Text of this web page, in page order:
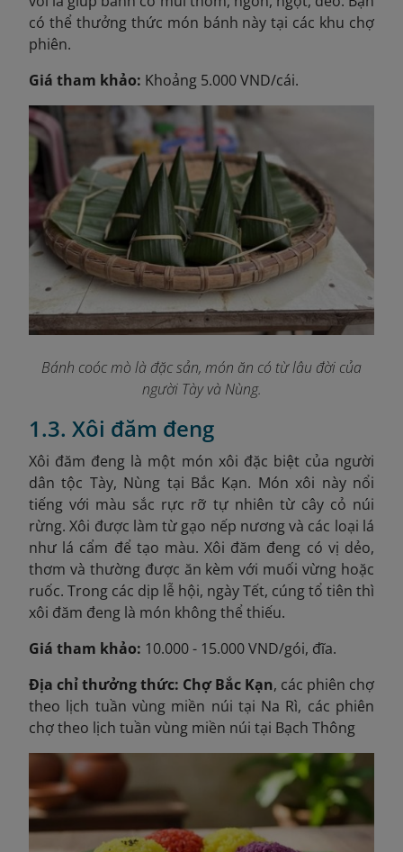
có thể thưởng thức món bánh này tại các khu chợ
phiên.
Giá tham khảo: Khoảng 5.000 VND/cái.
Bánh coóc mò là đặc sản, món ăn có từ lâu đời của
người Tày và Nùng.
1.3. Xôi đăm đeng
Xôi đăm đeng là một món xôi đặc biệt của người
dân tộc Tày, Nùng tại Bắc Kạn. Món xôi này nổi
tiếng với màu sắc rực rỡ tự nhiên từ cây cỏ núi
rừng. Xôi được làm từ gạo nếp nương và các loại lá
như lá cẩm để tạo màu. Xôi đăm đeng có vị dẻo,
thơm và thường được ăn kèm với muối vừng hoặc
ruốc. Trong các dịp lễ hội, ngày Tết, cúng tổ tiên thì
xôi đăm đeng là món không thể thiếu.
Giá tham khảo: 10.000 - 15.000 VND/gói, đĩa.
Địa chỉ thưởng thức: Chợ Bắc Kạn, các phiên chợ
theo lịch tuần vùng miền núi tại Na Rì, các phiên
chợ theo lịch tuần vùng miền núi tại Bạch Thông